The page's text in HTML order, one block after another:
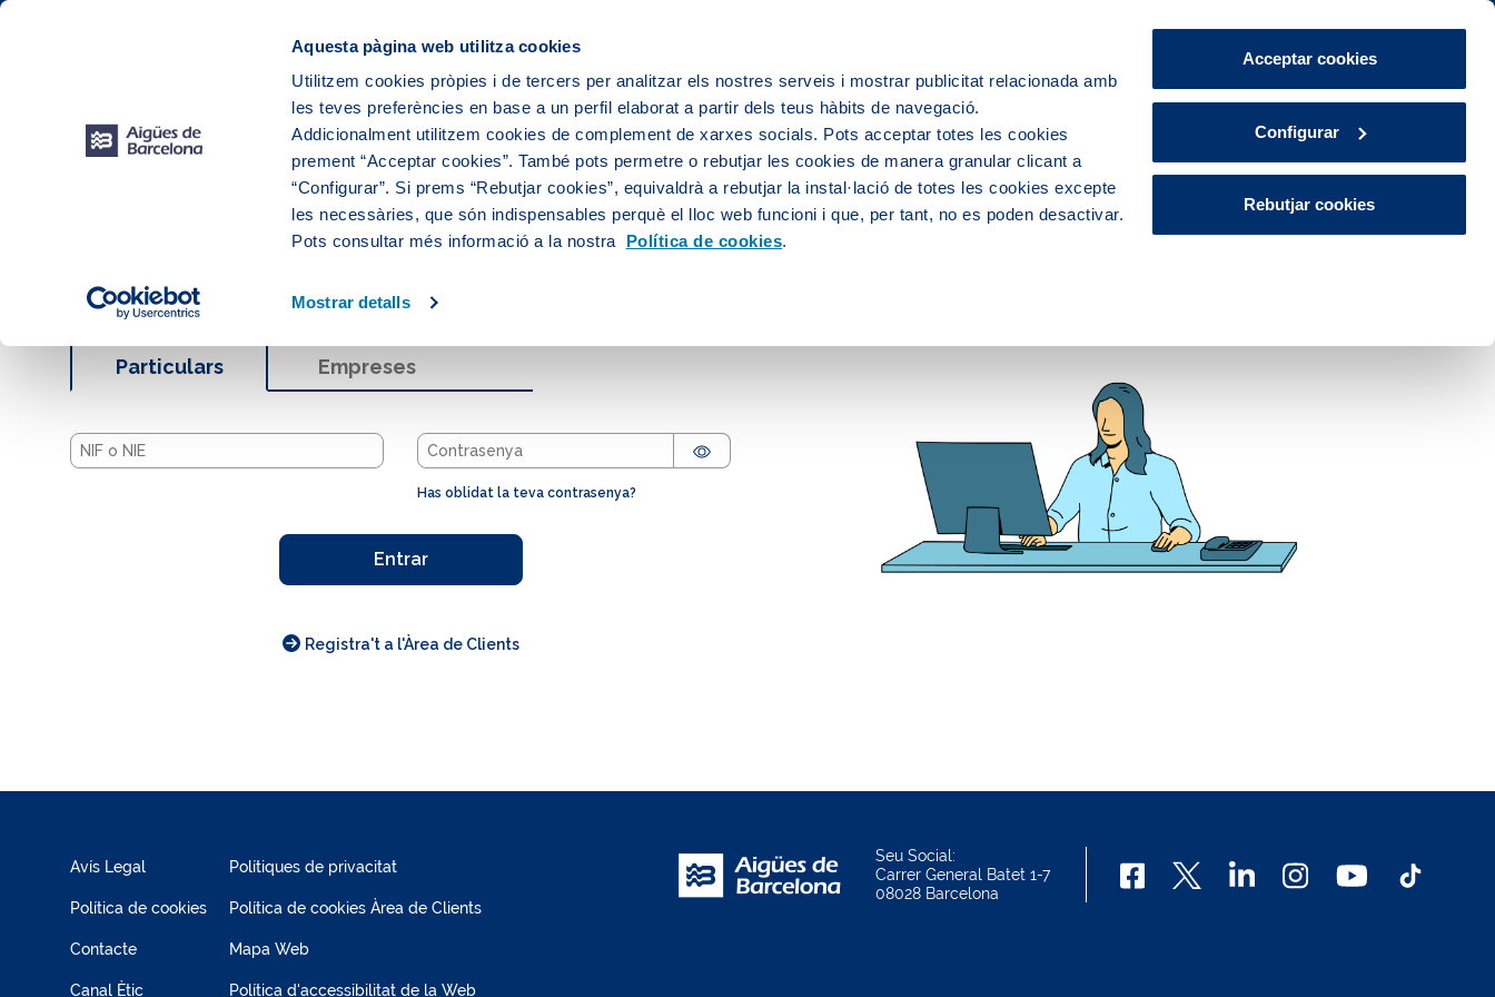
Aquesta pàgina web utilitza cookies
Utilitzem cookies pròpies i de tercers per analitzar els nostres serveis i mostrar publicitat relacionada amb
les teves preferències en base a un perfil elaborat a partir dels teus hàbits de navegació.
Addicionalment utilitzem cookies de complement de xarxes socials. Pots acceptar totes les cookies
prement “Acceptar cookies”. També pots permetre o rebutjar les cookies de manera granular clicant a
“Configurar”. Si prems “Rebutjar cookies”, equivaldrà a rebutjar la instal·lació de totes les cookies excepte
les necessàries, que són indispensables perquè el lloc web funcioni i que, per tant, no es poden desactivar.
Pots consultar més informació a la nostra Política de cookies.
Mostrar detalls
Acceptar cookies
Configurar
Rebutjar cookies
CA ES
El teu servei d'aigua L’aigua de la teva ciutat Contacte
Particulars Empreses
Has oblidat la teva contrasenya?
Entrar
Registra't a l'Àrea de Clients
Avís Legal
Política de cookies
Contacte
Canal Ètic
Polítiques de privacitat
Política de cookies Àrea de Clients
Mapa Web
Política d'accessibilitat de la Web
Seu Social:
Carrer General Batet 1-7
08028 Barcelona